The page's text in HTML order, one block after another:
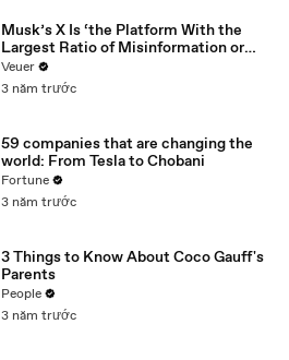
Musk’s X Is ‘the Platform With the
Largest Ratio of Misinformation or
Disinformation’ Amongst All Social
Media Platforms
Veuer
3 năm trước
59 companies that are changing the
world: From Tesla to Chobani
Fortune
3 năm trước
3 Things to Know About Coco Gauff's
Parents
People
3 năm trước